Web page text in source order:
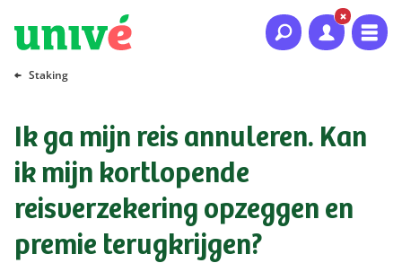
Naar hoofdinhoud
Naar hoofdnavigatie
Naar footer
Staking
Ik ga mijn reis annuleren. Kan
ik mijn kortlopende
reisverzekering opzeggen en
premie terugkrijgen?